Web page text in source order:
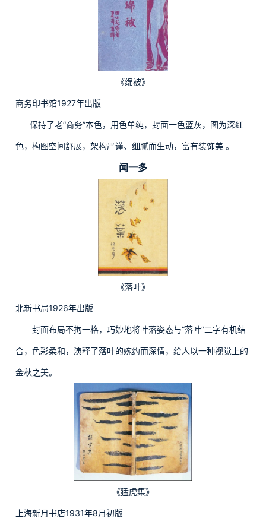
《绵被》
商务印书馆1927年出版
保持了老“商务”本色，用色单纯，封面一色蓝灰，图为深红
色，构图空间舒展，架构严谨、细腻而生动，富有装饰美 。
闻一多
《落叶》
北新书局1926年出版
封面布局不拘一格，巧妙地将叶落姿态与“落叶”二字有机结
合，色彩柔和，演释了落叶的婉约而深情，给人以一种视觉上的
金秋之美。
《猛虎集》
上海新月书店1931年8月初版